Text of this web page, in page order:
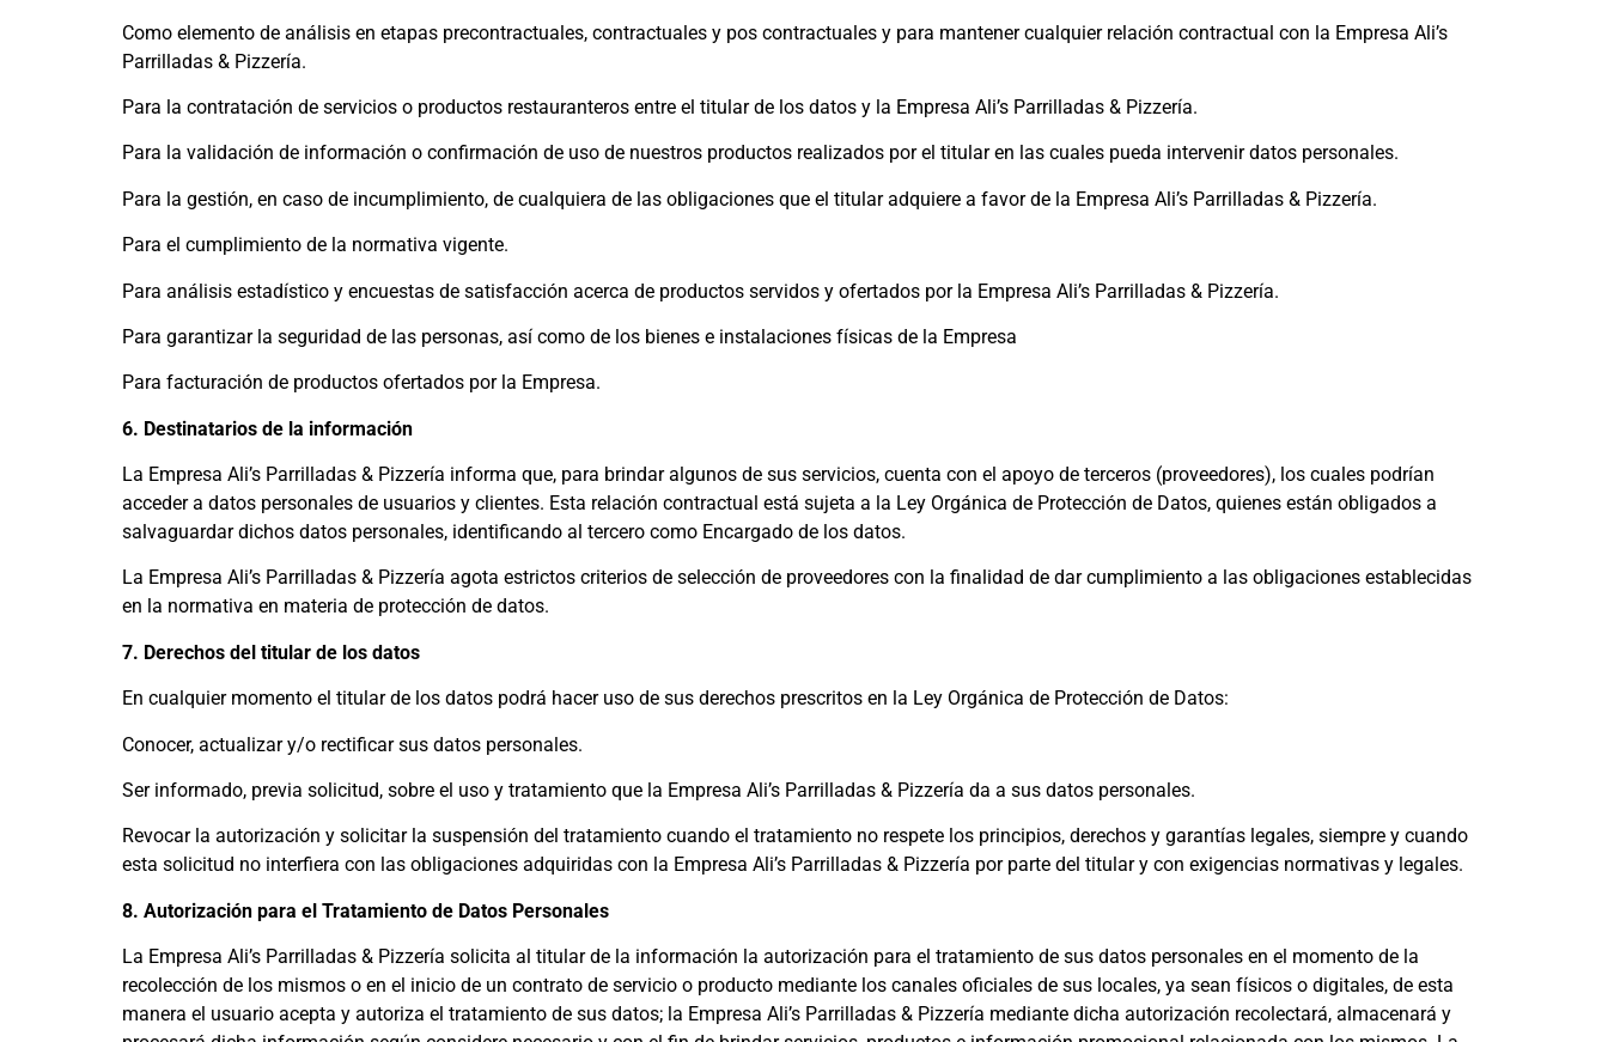
Como elemento de análisis en etapas precontractuales, contractuales y pos contractuales y para mantener cualquier relación contractual con la Empresa Ali’s
Parrilladas & Pizzería.
Para la contratación de servicios o productos restauranteros entre el titular de los datos y la Empresa Ali’s Parrilladas & Pizzería.
Para la validación de información o confirmación de uso de nuestros productos realizados por el titular en las cuales pueda intervenir datos personales.
Para la gestión, en caso de incumplimiento, de cualquiera de las obligaciones que el titular adquiere a favor de la Empresa Ali’s Parrilladas & Pizzería.
Para el cumplimiento de la normativa vigente.
Para análisis estadístico y encuestas de satisfacción acerca de productos servidos y ofertados por la Empresa Ali’s Parrilladas & Pizzería.
Para garantizar la seguridad de las personas, así como de los bienes e instalaciones físicas de la Empresa
Para facturación de productos ofertados por la Empresa.
6. Destinatarios de la información
La Empresa Ali’s Parrilladas & Pizzería informa que, para brindar algunos de sus servicios, cuenta con el apoyo de terceros (proveedores), los cuales podrían
acceder a datos personales de usuarios y clientes. Esta relación contractual está sujeta a la Ley Orgánica de Protección de Datos, quienes están obligados a
salvaguardar dichos datos personales, identificando al tercero como Encargado de los datos.
La Empresa Ali’s Parrilladas & Pizzería agota estrictos criterios de selección de proveedores con la finalidad de dar cumplimiento a las obligaciones establecidas
en la normativa en materia de protección de datos.
7. Derechos del titular de los datos
En cualquier momento el titular de los datos podrá hacer uso de sus derechos prescritos en la Ley Orgánica de Protección de Datos:
Conocer, actualizar y/o rectificar sus datos personales.
Ser informado, previa solicitud, sobre el uso y tratamiento que la Empresa Ali’s Parrilladas & Pizzería da a sus datos personales.
Revocar la autorización y solicitar la suspensión del tratamiento cuando el tratamiento no respete los principios, derechos y garantías legales, siempre y cuando
esta solicitud no interfiera con las obligaciones adquiridas con la Empresa Ali’s Parrilladas & Pizzería por parte del titular y con exigencias normativas y legales.
8. Autorización para el Tratamiento de Datos Personales
La Empresa Ali’s Parrilladas & Pizzería solicita al titular de la información la autorización para el tratamiento de sus datos personales en el momento de la
recolección de los mismos o en el inicio de un contrato de servicio o producto mediante los canales oficiales de sus locales, ya sean físicos o digitales, de esta
manera el usuario acepta y autoriza el tratamiento de sus datos; la Empresa Ali’s Parrilladas & Pizzería mediante dicha autorización recolectará, almacenará y